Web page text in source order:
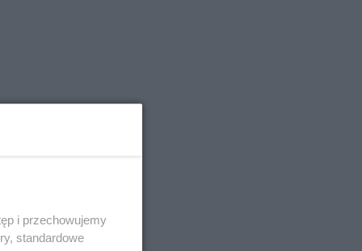
i przechowujemy
standardowe